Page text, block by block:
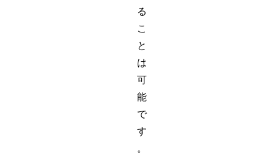
る
こ
と
は
可
能
で
す
。